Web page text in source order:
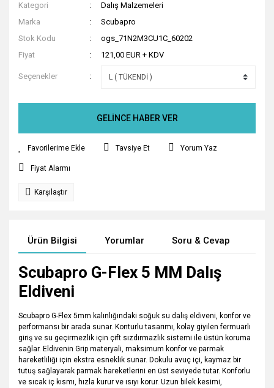
Kategori
Dalış Malzemeleri
Marka
Scubapro
Stok Kodu
ogs_71N2M3CU1C_60202
Fiyat
121,00 EUR + KDV
Seçenekler
GELİNCE HABER VER
Tavsiye Et Yorum Yaz
Fiyat Alarmı
Karşılaştır
Ürün Bilgisi Yorumlar Soru & Cevap
Scubapro G-Flex 5 MM Dalış
Eldiveni
Scubapro G-Flex 5mm kalınlığındaki soğuk su dalış eldiveni, konfor ve
performansı bir arada sunar. Konturlu tasarımı, kolay giyilen fermuarlı
giriş ve su geçirmezlik için çift sızdırmazlık sistemi ile üstün koruma
sağlar. Eldivenin Grip materyali, maksimum konfor ve parmak
hareketliliği için ekstra esneklik sunar. Dokulu avuç içi, kaymaz bir
tutuş sağlayarak parmak hareketlerini en üst seviyede tutar. Konforlu
ve sıcak iç kısmı, hızla kurur ve ısıyı korur. Uzun bilek kesimi,